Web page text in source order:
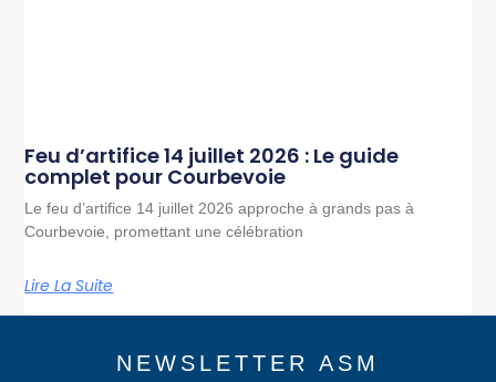
Feu d’artifice 14 juillet 2026 : Le guide
complet pour Courbevoie
Le feu d’artifice 14 juillet 2026 approche à grands pas à
Courbevoie, promettant une célébration
Lire La Suite
NEWSLETTER ASM